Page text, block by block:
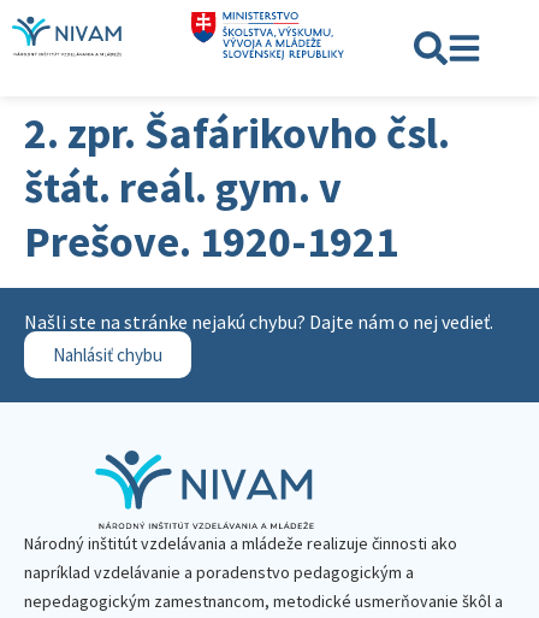
2. zpr. Šafárikovho čsl.
štát. reál. gym. v
Prešove. 1920-1921
Našli ste na stránke nejakú chybu? Dajte nám o nej vedieť.
Nahlásiť chybu
Národný inštitút vzdelávania a mládeže realizuje činnosti ako
napríklad vzdelávanie a poradenstvo pedagogickým a
nepedagogickým zamestnancom, metodické usmerňovanie škôl a